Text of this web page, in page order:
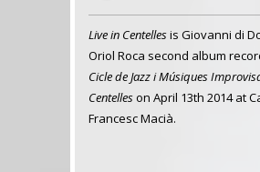
Live in Centellesis Giovanni di
Oriol Roca second album
Cicle de Jazz i Músiques
Centelleson April 13th 2014 at
Francesc Macià.